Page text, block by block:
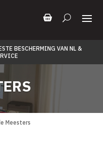
BESCHERMING VAN NL &
Meesters